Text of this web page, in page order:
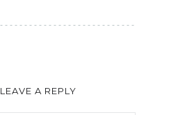
LEAVE A REPLY